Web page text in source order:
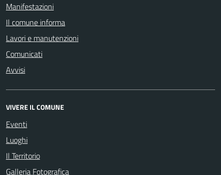
Manifestazioni
Il comune informa
Lavori e manutenzioni
Comunicati
Avvisi
VIVERE IL COMUNE
Eventi
Luoghi
Il Territorio
Galleria Fotografica